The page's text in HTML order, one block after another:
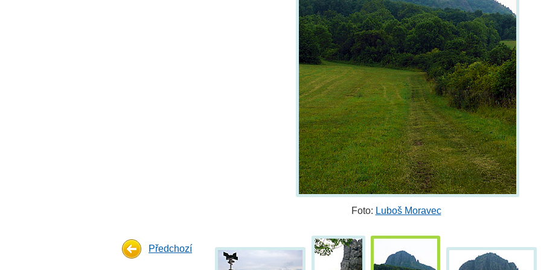
Foto: Luboš Moravec
Předchozí